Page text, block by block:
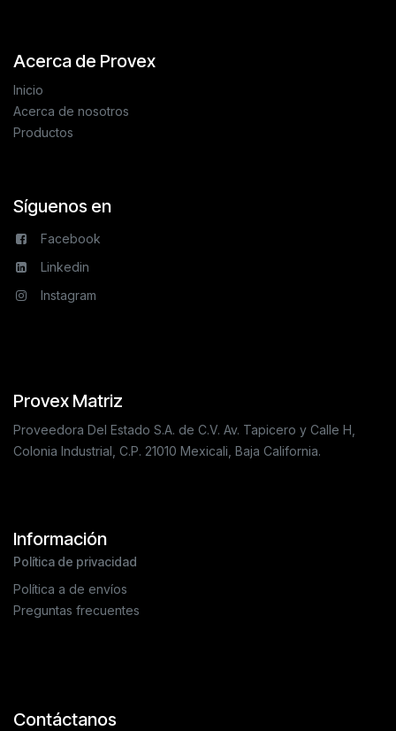
Acerca de Provex
Inicio
Acerca de nosotros
Productos
Síguenos en
Facebook
Linkedin
Instagram
Provex Matriz
Proveedora Del Estado S.A. de C.V. Av. Tapicero y Calle H,
Colonia Industrial, C.P. 21010 Mexicali, Baja California.
Información
Política de privacidad
Política a de envíos
Preguntas frecuentes
Contáctanos